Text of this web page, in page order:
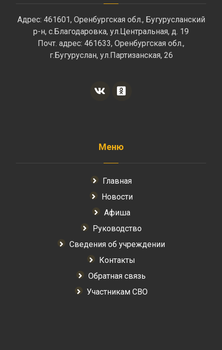
Адрес: 461601, Оренбургская обл., Бугурусланский
р-н, с.Благодаровка, ул.Центральная, д. 19
Почт. адрес: 461633, Оренбургская обл.,
г.Бугуруслан, ул.Партизанская, 26
Меню
Главная
Новости
Афиша
Руководство
Сведения об учреждении
Контакты
Обратная связь
Участникам СВО